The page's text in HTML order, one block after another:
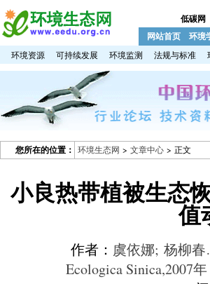
低碳网
网站首页 环境
环境资源 可持续发展 环境监测 法规与标准
您所在的位置： 环境生态网 > 文章中心 > 正文
小良热带植被生态
值
作者： 虞依娜; 杨柳
Ecologica Sinica,2007